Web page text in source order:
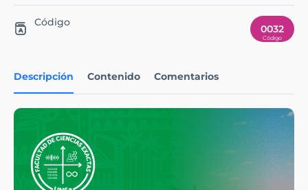
Descripción Contenido Comentarios
Código
0032